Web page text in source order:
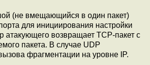
(не вмещающийся в один пакет)
для инициирования настройки
атакующего возвращает TCP-пакет с
пакета. В случае UDP
фрагментации на уровне IP.